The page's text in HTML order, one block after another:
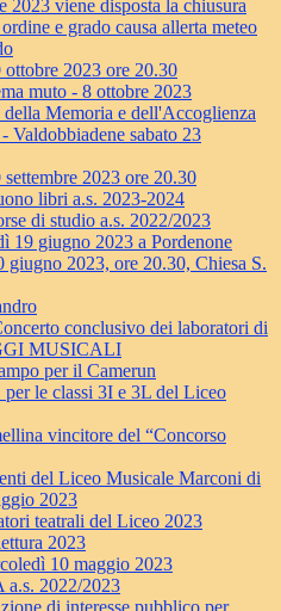
2023 viene disposta la chiusura
e grado causa allerta meteo
2023 ore 20.30
muto - 8 ottobre 2023
Memoria e dell'Accoglienza
Valdobbiadene sabato 23
2023 ore 20.30
libri a.s. 2023-2024
di studio a.s. 2022/2023
19 giugno 2023 a Pordenone
2023, ore 20.30, Chiesa S.
conclusivo dei laboratori di
MUSICALI
per il Camerun
le classi 3I e 3L del Liceo
vincitore del “Concorso
del Liceo Musicale Marconi di
2023
teatrali del Liceo 2023
2023
10 maggio 2023
2022/2023